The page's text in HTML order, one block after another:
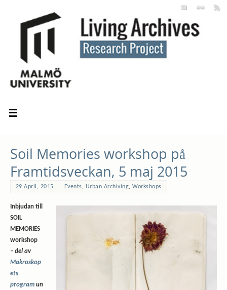
Soil Memories workshop på
Framtidsveckan, 5 maj 2015
29 April, 2015 Events, Urban Archiving,Workshops
Inbjudan till
SOIL
MEMORIES
workshop
– del av
Makroskop
ets
programun